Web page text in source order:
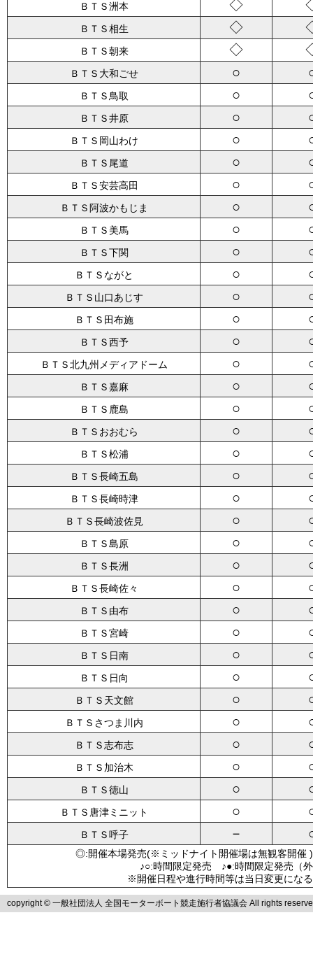
ＢＴＳ洲本 ◇
ＢＴＳ相生 ◇
ＢＴＳ朝来 ◇
ＢＴＳ大和ごせ ○
ＢＴＳ鳥取 ○
ＢＴＳ井原 ○
ＢＴＳ岡山わけ ○
ＢＴＳ尾道 ○
ＢＴＳ安芸高田 ○
ＢＴＳ阿波かもじま ○
ＢＴＳ美馬 ○
ＢＴＳ下関 ○
ＢＴＳながと ○
ＢＴＳ山口あじす ○
ＢＴＳ田布施 ○
ＢＴＳ西予 ○
ＢＴＳ北九州メディアドーム ○
ＢＴＳ嘉麻 ○
ＢＴＳ鹿島 ○
ＢＴＳおおむら ○
ＢＴＳ松浦 ○
ＢＴＳ長崎五島 ○
ＢＴＳ長崎時津 ○
ＢＴＳ長崎波佐見 ○
ＢＴＳ島原 ○
ＢＴＳ長洲 ○
ＢＴＳ長崎佐々 ○
ＢＴＳ由布 ○
ＢＴＳ宮崎 ○
ＢＴＳ日南 ○
ＢＴＳ日向 ○
ＢＴＳ天文館 ○
ＢＴＳさつま川内 ○
ＢＴＳ志布志 ○
ＢＴＳ加治木 ○
ＢＴＳ徳山 ○
ＢＴＳ唐津ミニット ○
ＢＴＳ呼子 －
◎:開催本場発売(※ミッドナイト開催場は無観客
♪○:時間限定発売 ♪●:時間限定発売
※開催日程や進行時間等は当日変更にな
copyright © 一般社団法人 全国モーターボート競走施行者協議会 All rights